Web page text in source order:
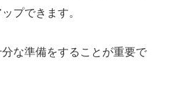
プできます。
な準備をすることが重要で